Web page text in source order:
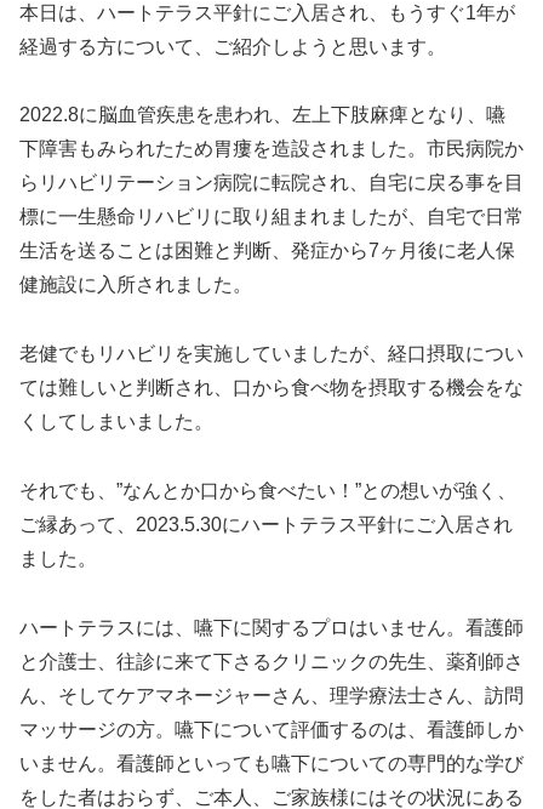
本日は、ハートテラス平針にご入居され、もうすぐ1年が
経過する方について、ご紹介しようと思います。
2022.8に脳血管疾患を患われ、左上下肢麻痺となり、嚥
下障害もみられたため胃瘻を造設されました。市民病院か
らリハビリテーション病院に転院され、自宅に戻る事を目
標に一生懸命リハビリに取り組まれましたが、自宅で日常
生活を送ることは困難と判断、発症から7ヶ月後に老人保
健施設に入所されました。
老健でもリハビリを実施していましたが、経口摂取につい
ては難しいと判断され、口から食べ物を摂取する機会をな
くしてしまいました。
それでも、”なんとか口から食べたい！”との想いが強く、
ご縁あって、2023.5.30にハートテラス平針にご入居され
ました。
ハートテラスには、嚥下に関するプロはいません。看護師
と介護士、往診に来て下さるクリニックの先生、薬剤師さ
ん、そしてケアマネージャーさん、理学療法士さん、訪問
マッサージの方。嚥下について評価するのは、看護師しか
いません。看護師といっても嚥下についての専門的な学び
をした者はおらず、ご本人、ご家族様にはその状況にある